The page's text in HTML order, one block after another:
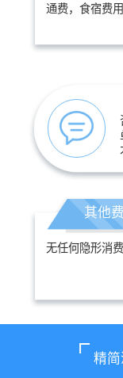
通费，食宿费
其他
无任何隐形消
精简